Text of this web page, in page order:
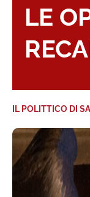
LE
IL POLITTICO DI